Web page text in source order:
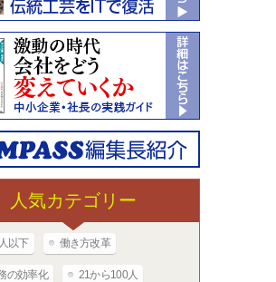
人気カテゴリー
以下 働き方改革
の効率化 21から100人